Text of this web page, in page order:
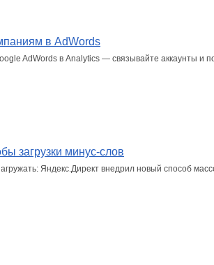
в AdWords
AdWords в Analytics — связывайте аккаунты и
загрузки минус-слов
Яндекс.Директ внедрил новый способ